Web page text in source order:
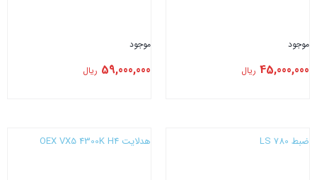
موجود
45,000,000 ریال
موجود
59,000,000 ریال
ضبط LS 780 هدلایت CONOEX VX5 4300K H4